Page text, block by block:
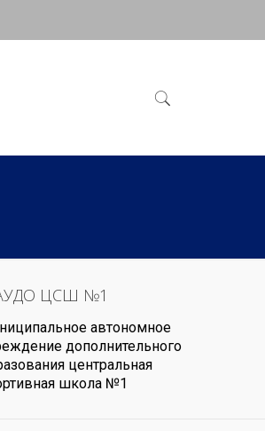
ЦСШ №1
автономное
дополнительного
центральная
школа №1